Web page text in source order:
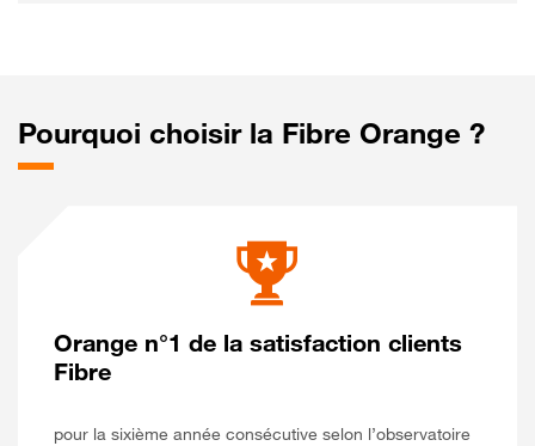
Pourquoi choisir la Fibre Orange ?
Orange n°1 de la satisfaction clients
Fibre
pour la sixième année consécutive selon l’observatoire